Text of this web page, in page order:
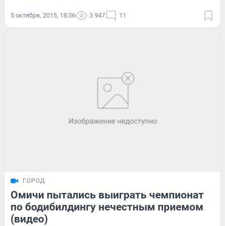
5 октября, 2015, 18:36 3 947 11
ГОРОД
Омичи пытались выиграть чемпионат
по бодибилдингу нечестным приемом
(видео)